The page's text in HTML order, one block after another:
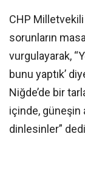
CHP Milletvekili
sorunların
vurgulayarak,
bunu yaptık’
Niğde’de bir
içinde, güneşin
dinlesinler”